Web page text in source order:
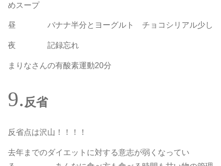
めスープ
昼 バナナ半分とヨーグルト チョコシリアル少し
夜 記録忘れ
まりなさんの有酸素運動20分
反省
反省点は沢山！！！！
去年までのダイエットに対する意志が弱くなってい